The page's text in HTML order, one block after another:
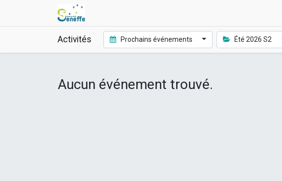
Activités Prochains événements Été 2026 S2
Aucun événement trouvé.